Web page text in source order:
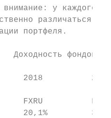
внимание: у каждого
различаться;
портфеля.
Доходность фондов
2018
FXRU
20,1%